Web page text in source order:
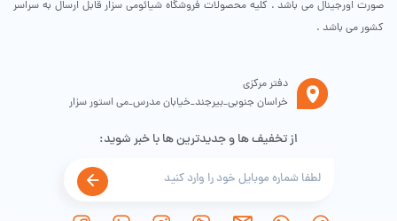
لطف وجود اسپری یونیزان، می توان مقاومت پارچه را حفظ کرد و آسیب کمتری به
اتو شارژی شیائومی YD 012V به ایستگاه شارژ قابل جدا شدن مجهز شده است.
کاربر می تواند با آن یا بدون آن اتو کند. در حالت اول می توان سیم شارژ را
صورت اورجینال می باشد . کلیه محصولات فروشگاه شیائومی سزار قابل ارسال به سراسر
کشور می باشد .
دفتر مرکزی
خراسان جنوبی_بیرجند_خیابان مدرس_می استور سزار
از تخفیف ها و جدیدترین ها با خبر شوید: